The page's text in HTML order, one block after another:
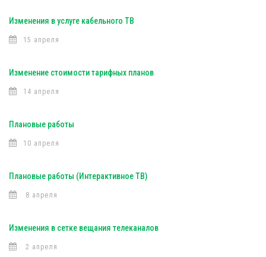
Изменения в услуге кабельного ТВ
15 апреля
Изменение стоимости тарифных планов
14 апреля
Плановые работы
10 апреля
Плановые работы (Интерактивное ТВ)
8 апреля
Изменения в сетке вещания телеканалов
2 апреля